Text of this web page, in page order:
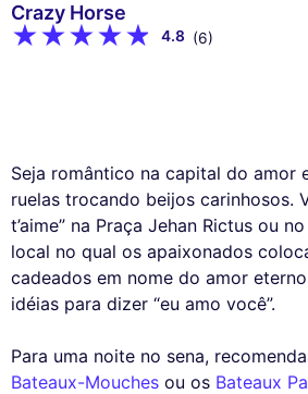
Crazy Horse
4.8 (6)
Seja romântico na capital do amor
ruelas trocando beijos carinhosos.
t’aime” na Praça Jehan Rictus ou
local no qual os apaixonados
cadeados em nome do amor
idéias para dizer “eu amo você”.
Para uma noite no sena,
Bateaux-Mouches ou os Bateaux